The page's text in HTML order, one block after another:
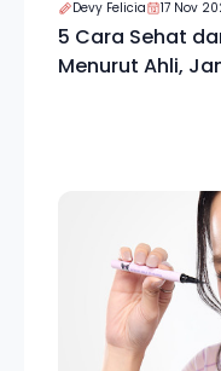
Devy Felicia 17 Nov
5 Cara Sehat
Menurut Ahli,